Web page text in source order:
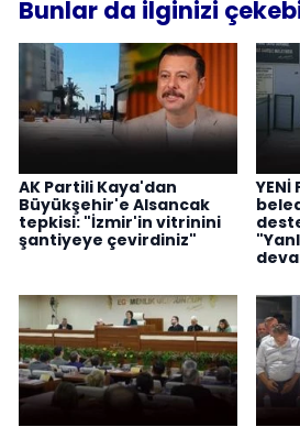
Bunlar da ilginizi
AK Partili Kaya'dan
Büyükşehir'e Alsancak
tepkisi: "İzmir'in vitrinini
şantiyeye çevirdiniz"